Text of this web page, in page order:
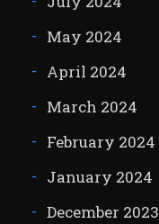
May 2024
April 2024
March 2024
February 2024
January 2024
December 2023